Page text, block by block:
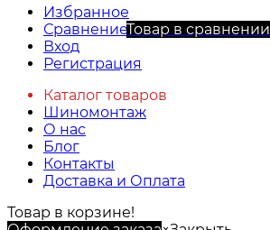
Избранное
СравнениеТовар в сравнении
Вход
Регистрация
Каталог товаров
Шиномонтаж
О нас
Блог
Контакты
Доставка и Оплата
Товар в корзине!